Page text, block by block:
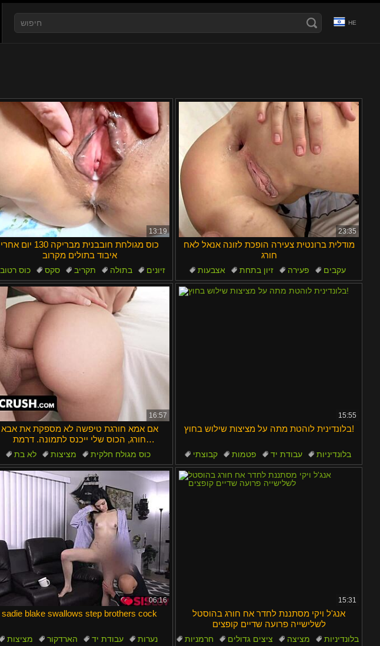
HE
Deutsch
Српски
Norsk
ภาษาไทย
한국어
汉语
Suomi
Bahasa Melayu
Português
עברית
Bahasa Indonesia
Italiano
Русский
Español
English
日本語
ह िन ्द ी
Български
Dansk
13:19
כוס מגולחת חובבנית מבריקה 130 יום אחרי
איבוד בתולים מקרוב
כוס רטוב סקס תקריב בתולה זיונים
23:35
מודלית ברונטית צעירה הופכת לזונה אנאל לאח
חורג
אצבעות זיון בתחת פעירה
עקבים
ליקוק כוס
16:57
אם אמא חורגת טיפשה לא מספקת את אבא
חורג, הכוס שלי ייכנס לתמונה. דרמת
DadCrush מתגלה
לא בת מציצות
כוס מגולח חלקית
גרון עמוק
על הברכיים
15:55
בלונדינית לוהטת מתה על מציצות שילוש בחוץ!
קבוצתי פטמות עבודת יד
בלונדיניות
צר
06:16
sadie blake swallows step brothers cock
מציצות הארדקור עבודת יד
נערות
15:31
אנג'ל ויקי מסתננת לחדר אח חורג בהוסטל
לשלישייה פרועה שדיים קופצים
חרמניות ציצים גדולים מציצה
בלונדיניות